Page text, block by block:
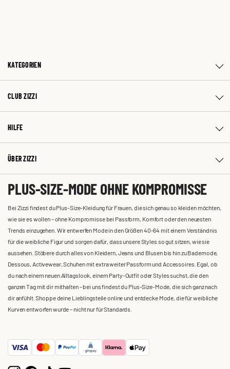
KATEGORIEN
CLUB ZIZZI
HILFE
ÜBER ZIZZI
PLUS-SIZE-MODE OHNE KOMPROMISSE
Bei Zizzi findest du Plus-Size-Kleidung für Frauen, die sich genau so kleiden möchten,
wie sie es wollen – ohne Kompromisse bei Passform, Komfort oder den neuesten
Trends einzugehen. Wir entwerfen Mode in den Größen 40-64 mit einem Verständnis
für die weibliche Figur und sorgen dafür, dass unsere Styles so gut sitzen, wie sie
aussehen. Stöbere durch alles von Kleidern, Jeans und Blusen bis hin zu Bademode,
Dessous, Activewear, Schuhen mit extra weiter Passform und Accessoires. Egal, ob
du nach einem neuen Alltagslook, einem Party-Outfit oder Styles suchst, die den
ganzen Tag mit dir mithalten – bei uns findest du Plus-Size-Mode, die sich ganz nach
dir anfühlt. Shoppe deine Lieblingsteile online und entdecke Mode, die für weibliche
Kurven entworfen wurde – nicht nur für Standards.